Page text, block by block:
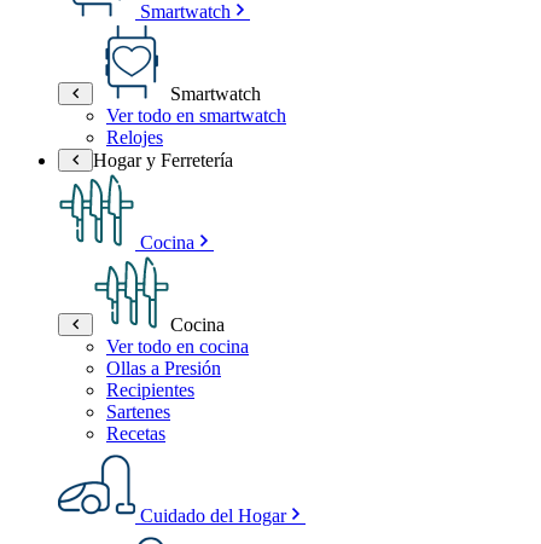
Smartwatch
Smartwatch
Ver todo en smartwatch
Relojes
Hogar y Ferretería
Cocina
Cocina
Ver todo en cocina
Ollas a Presión
Recipientes
Sartenes
Recetas
Cuidado del Hogar